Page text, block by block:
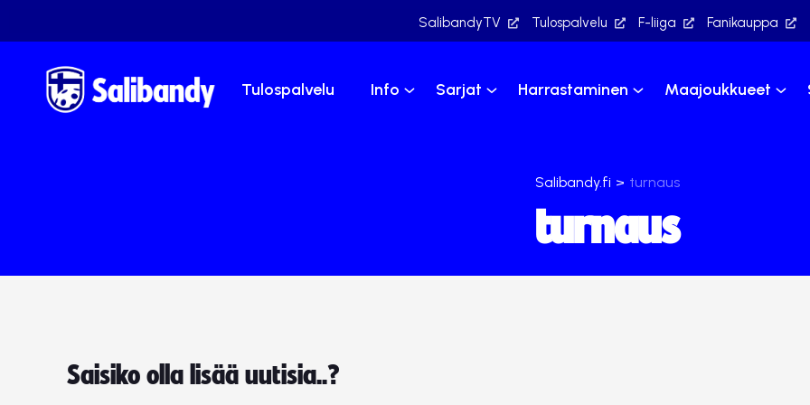
SalibandyTV Tulospalvelu F-liiga Fanikauppa
Tulospalvelu Info Sarjat Harrastaminen Maajoukkueet
Salibandy.fi > turnaus
turnaus
Saisiko olla lisää uutisia..?